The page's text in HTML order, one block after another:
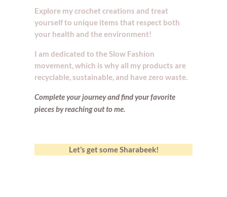
Explore my crochet creations and treat
yourself to unique items that respect both
your health and the environment!
I am dedicated to the Slow Fashion
movement, which is why all my products are
recyclable, sustainable, and have zero waste.
Complete your journey and find yourfavorite
pieces by reaching out to me.
Let’s get some Sharabeek!